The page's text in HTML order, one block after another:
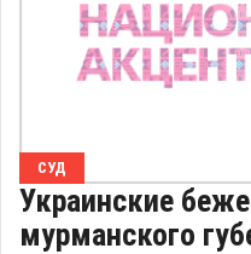
СУД
Украинские
мурманского